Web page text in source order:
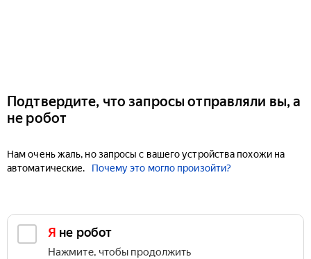
Подтвердите, что запросы отправляли вы, а
не робот
Нам очень жаль, но запросы с вашего устройства похожи на
автоматические.
Почему это могло произойти?
Я не робот
Нажмите, чтобы продолжить